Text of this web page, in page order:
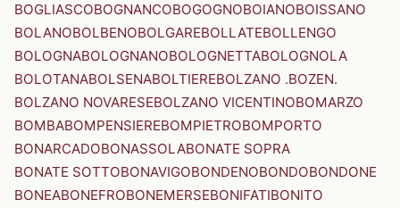
BOGLIASCOBOGNANCOBOGOGNOBOIANOBOISSANO
BOLANOBOLBENOBOLGAREBOLLATEBOLLENGO
BOLOGNABOLOGNANOBOLOGNETTABOLOGNOLA
BOLOTANABOLSENABOLTIEREBOLZANO .BOZEN.
BOLZANO NOVARESEBOLZANO VICENTINOBOMARZO
BOMBABOMPENSIEREBOMPIETROBOMPORTO
BONARCADOBONASSOLABONATE SOPRA
BONATE SOTTOBONAVIGOBONDENOBONDOBONDONE
BONEABONEFROBONEMERSEBONIFATIBONITO